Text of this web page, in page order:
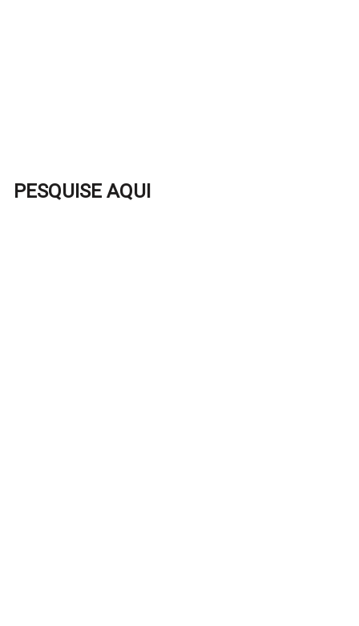
PESQUISE AQUI